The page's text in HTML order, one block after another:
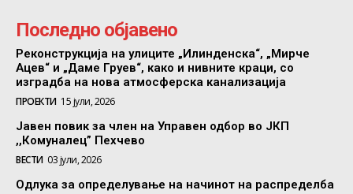
Последно објавено
Реконструкција на улиците „Илинденска“, „Мирче
Ацев“ и „Даме Груев“, како и нивните краци, со
изградба на нова атмосферска канализација
ПРОЕКТИ 15 јули, 2026
Јавен повик за член на Управен одбор во ЈКП
,,Комуналец” Пехчево
ВЕСТИ 03 јули, 2026
Одлука за определување на начинот на распределба